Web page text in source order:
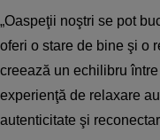
„Oaspeţii noştri se pot
oferi o stare de bine şi o
creează un echilibru
experienţă de relaxare
autenticitate şi